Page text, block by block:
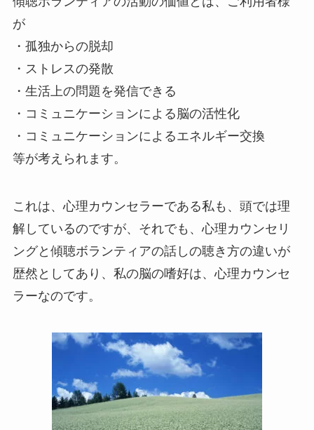
が
・孤独からの脱却
・ストレスの発散
・生活上の問題を発信できる
・コミュニケーションによる脳の活性化
・コミュニケーションによるエネルギー交換
等が考えられます。
これは、心理カウンセラーである私も、頭では理
解しているのですが、それでも、心理カウンセリ
ングと傾聴ボランティアの話しの聴き方の違いが
歴然としてあり、私の脳の嗜好は、心理カウンセ
ラーなのです。